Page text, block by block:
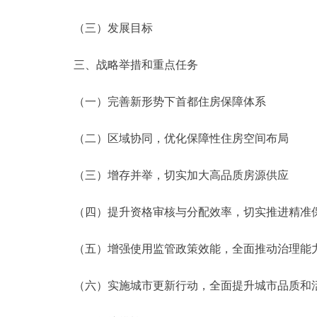
（三）发展目标
三、战略举措和重点任务
（一）完善新形势下首都住房保障体系
（二）区域协同，优化保障性住房空间布局
（三）增存并举，切实加大高品质房源供应
（四）提升资格审核与分配效率，切实推进精准
（五）增强使用监管政策效能，全面推动治理能
（六）实施城市更新行动，全面提升城市品质和